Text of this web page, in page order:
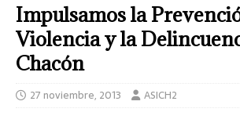
Impulsamos la
Violencia y la
Chacón
27 noviembre, 2013 ASICH2